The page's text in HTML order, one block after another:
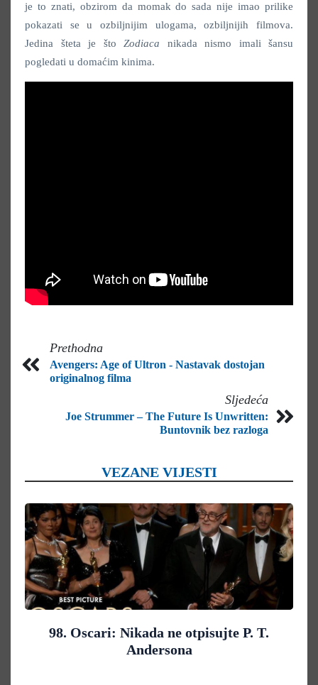
je to znati, obzirom da momak do sada nije imao prilike
pokazati se u ozbiljnijim ulogama, ozbiljnijih filmova.
Jedina šteta je što Zodiaca nikada nismo imali šansu
pogledati u domaćim kinima.
Prethodna
Avengers: Age of Ultron - Nastavak dostojan
originalnog filma
Sljedeća
Joe Strummer – The Future Is Unwritten:
Buntovnik bez razloga
VEZANE VIJESTI
98. Oscari: Nikada ne otpisujte P. T.
Andersona